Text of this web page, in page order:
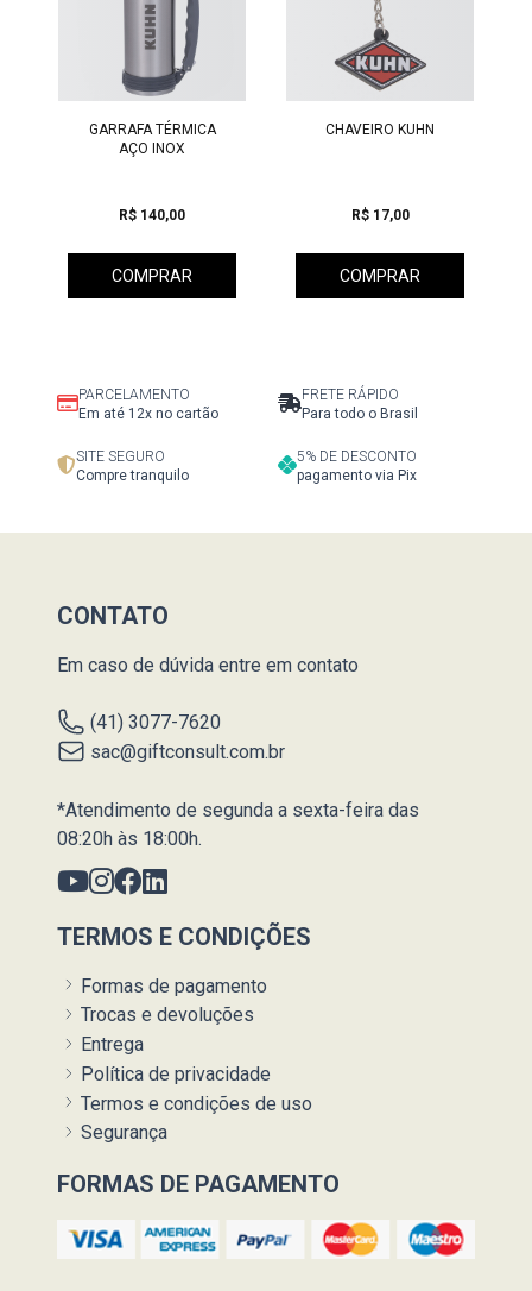
GARRAFA TÉRMICA
AÇO INOX
R$ 140,00
COMPRAR
CHAVEIRO KUHN
R$ 17,00
COMPRAR
PARCELAMENTO
Em até 12x no cartão
FRETE RÁPIDO
Para todo o Brasil
SITE SEGURO
Compre tranquilo
5% DE DESCONTO
pagamento via Pix
CONTATO
Em caso de dúvida entre em contato
(41) 3077-7620
sac@giftconsult.com.br
*Atendimento de segunda a sexta-feira das
08:20h às 18:00h.
TERMOS E CONDIÇÕES
Formas de pagamento
Trocas e devoluções
Entrega
Política de privacidade
Termos e condições de uso
Segurança
FORMAS DE PAGAMENTO